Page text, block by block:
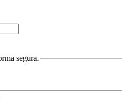
segura.